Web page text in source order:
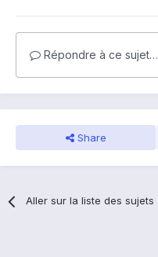
Répondre à ce sujet…
Share
Aller sur la liste des sujets